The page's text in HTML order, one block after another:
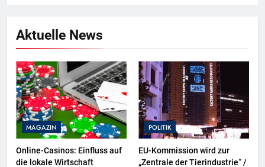
Aktuelle News
MAGAZIN
Online-Casinos: Einfluss auf
die lokale Wirtschaft
POLITIK
EU-Kommission wird zur
„Zentrale der Tierindustrie“ /